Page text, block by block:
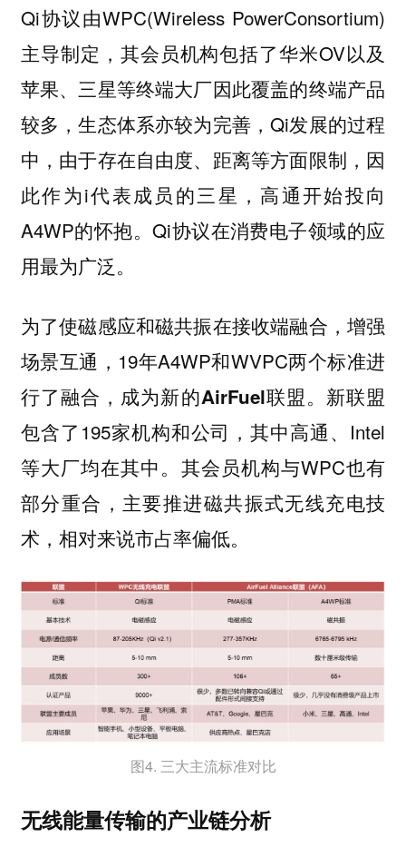
Qi协议由WPC(Wireless PowerConsortium)
主导制定，其会员机构包括了华米OV以及
苹果、三星等终端大厂因此覆盖的终端产品
较多，生态体系亦较为完善，Qi发展的过程
中，由于存在自由度、距离等方面限制，因
此作为i代表成员的三星，高通开始投向
A4WP的怀抱。Qi协议在消费电子领域的应
用最为广泛。
为了使磁感应和磁共振在接收端融合，增强
场景互通，19年A4WP和WVPC两个标准进
行了融合，成为新的AirFuel联盟。新联盟
包含了195家机构和公司，其中高通、Intel
等大厂均在其中。其会员机构与WPC也有
部分重合，主要推进磁共振式无线充电技
术，相对来说市占率偏低。
图4. 三大主流标准对比
无线能量传输的产业链分析